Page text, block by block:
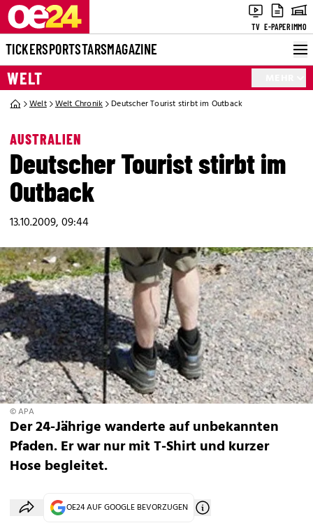
TV E-PAPERIMMO
TICKERSPORTSTARSMAGAZINE
WELT
Welt Welt Chronik Deutscher Tourist stirbt im Outback
AUSTRALIEN
Deutscher Tourist stirbt im
Outback
13.10.2009, 09:44
© APA
Der 24-Jährige wanderte auf unbekannten
Pfaden. Er war nur mit T-Shirt und kurzer
Hose begleitet.
OE24 AUF GOOGLE BEVORZUGEN